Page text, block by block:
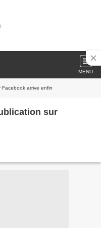
MENU
arrive enfin
sur